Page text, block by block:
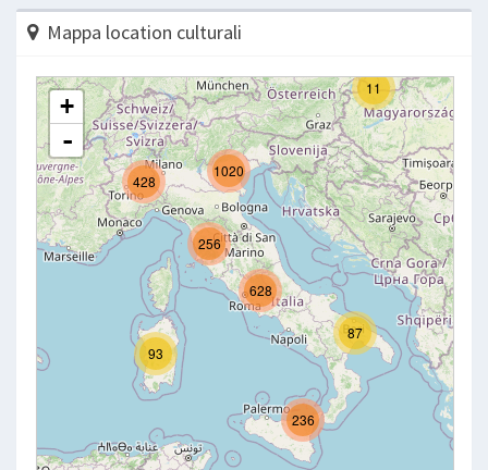
Mappa location culturali